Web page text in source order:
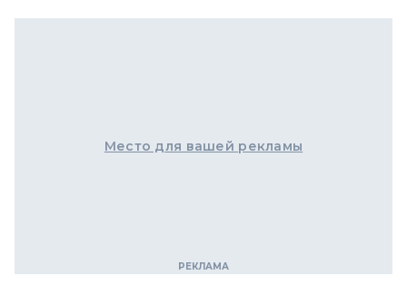
Место для вашей рекламы